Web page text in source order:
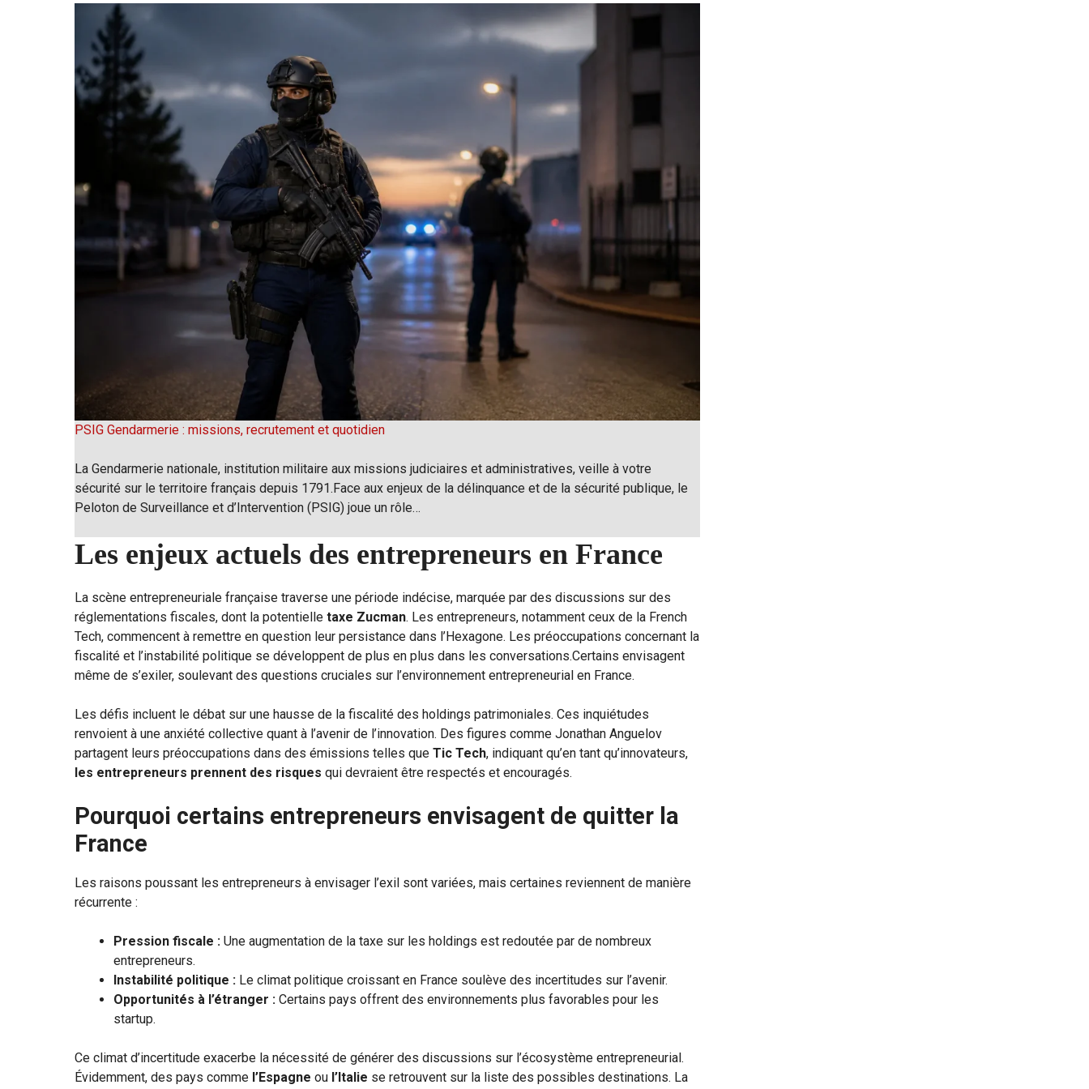
PSIG Gendarmerie : missions, recrutement et quotidien
La Gendarmerie nationale, institution militaire aux missions judiciaires et administratives, veille à votre
sécurité sur le territoire français depuis 1791.Face aux enjeux de la délinquance et de la sécurité publique, le
Peloton de Surveillance et d’Intervention (PSIG) joue un rôle…
Les enjeux actuels des entrepreneurs en France
La scène entrepreneuriale française traverse une période indécise, marquée par des discussions sur des
réglementations fiscales, dont la potentielle taxe Zucman. Les entrepreneurs, notamment ceux de la French
Tech, commencent à remettre en question leur persistance dans l’Hexagone. Les préoccupations concernant la
fiscalité et l’instabilité politique se développent de plus en plus dans les conversations.Certains envisagent
même de s’exiler, soulevant des questions cruciales sur l’environnement entrepreneurial en France.
Les défis incluent le débat sur une hausse de la fiscalité des holdings patrimoniales. Ces inquiétudes
renvoient à une anxiété collective quant à l’avenir de l’innovation. Des figures comme Jonathan Anguelov
partagent leurs préoccupations dans des émissions telles que Tic Tech, indiquant qu’en tant qu’innovateurs,
les entrepreneurs prennent des risques qui devraient être respectés et encouragés.
Pourquoi certains entrepreneurs envisagent de quitter la
France
Les raisons poussant les entrepreneurs à envisager l’exil sont variées, mais certaines reviennent de manière
récurrente :
Pression fiscale : Une augmentation de la taxe sur les holdings est redoutée par de nombreux
entrepreneurs.
Instabilité politique : Le climat politique croissant en France soulève des incertitudes sur l’avenir.
Opportunités à l’étranger : Certains pays offrent des environnements plus favorables pour les
startup.
Ce climat d’incertitude exacerbe la nécessité de générer des discussions sur l’écosystème entrepreneurial.
Évidemment, des pays comme l’Espagne ou l’Italie se retrouvent sur la liste des possibles destinations. La